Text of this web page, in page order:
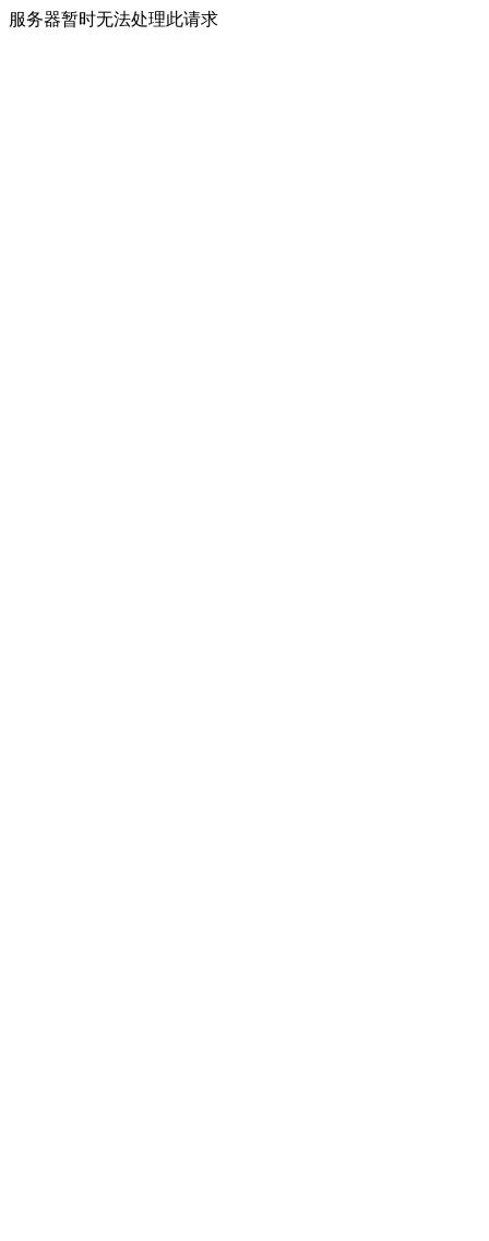
服务器暂时无法处理此请求